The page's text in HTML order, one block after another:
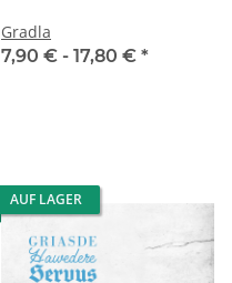
Gradla
7,90 € - 17,80 € *
AUF LAGER